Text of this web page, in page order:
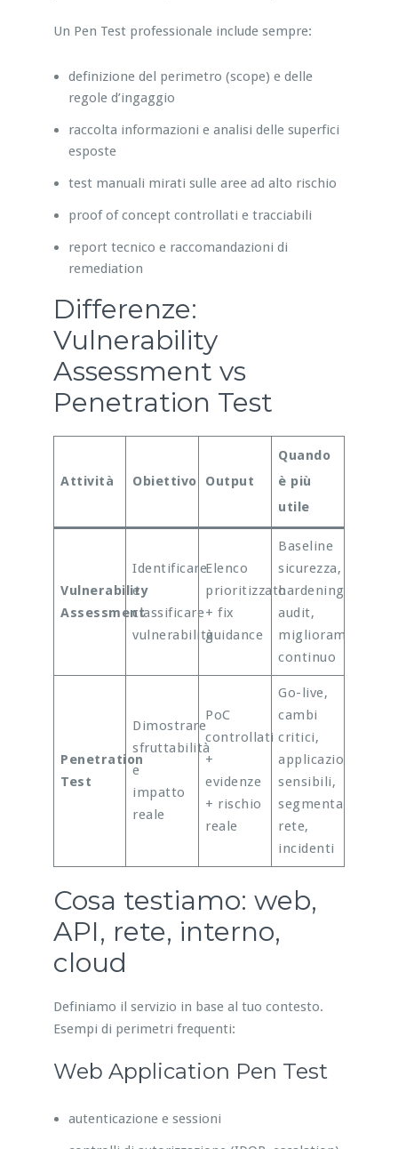
Un Pen Test professionale include sempre:
definizione del perimetro (scope) e delle
regole d’ingaggio
raccolta informazioni e analisi delle superfici
esposte
test manuali mirati sulle aree ad alto rischio
proof of concept controllati e tracciabili
report tecnico e raccomandazioni di
remediation
Differenze:
Vulnerability
Assessment vs
Penetration Test
Attività Obiettivo Output
Quando
è più
utile
Vulnerability
Assessment
Identificare
e
classificare
vulnerabilità
Elenco
prioritizzato
+ fix
guidance
Baseline
sicurezza,
hardening,
audit,
miglioramento
continuo
Penetration
Test
Dimostrare
sfruttabilità
e
impatto
reale
PoC
controllati
+
evidenze
+ rischio
reale
Go-live,
cambi
critici,
applicazioni
sensibili,
segmentazione
rete,
incidenti
Cosa testiamo: web,
API, rete, interno,
cloud
Definiamo il servizio in base al tuo contesto.
Esempi di perimetri frequenti:
Web Application Pen Test
autenticazione e sessioni